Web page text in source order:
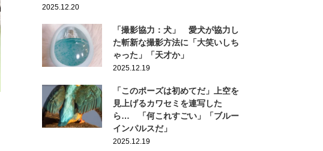
2025.12.20
「撮影協力：犬」 愛犬が協力し
た斬新な撮影方法に「大笑いしち
ゃった」「天才か」
2025.12.19
「このポーズは初めてだ」上空を
見上げるカワセミを連写した
ら… 「何これすごい」「ブルー
インパルスだ」
2025.12.19